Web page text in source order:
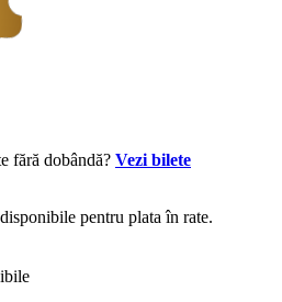
fără dobândă? Vezi bilete
pentru plata în rate.